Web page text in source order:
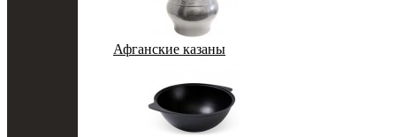
Афганские казаны